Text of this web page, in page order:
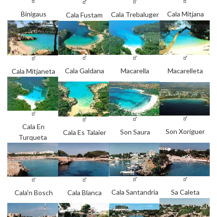
Binigaus Cala Fustam Cala Trebaluger Cala Mitjana
Cala Mitjaneta Cala Galdana Macarella Macarelleta
Cala En
Turqueta
Cala Es Talaier Son Saura Son Xoriguer
Cala'n Bosch Cala Blanca Cala Santandria Sa Caleta